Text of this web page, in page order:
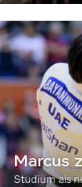
Marcus
Studium als